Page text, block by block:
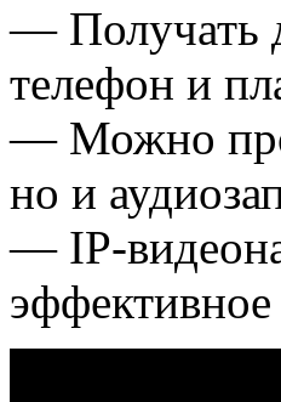
— Получать
телефон и
— Можно
но и
— IP-